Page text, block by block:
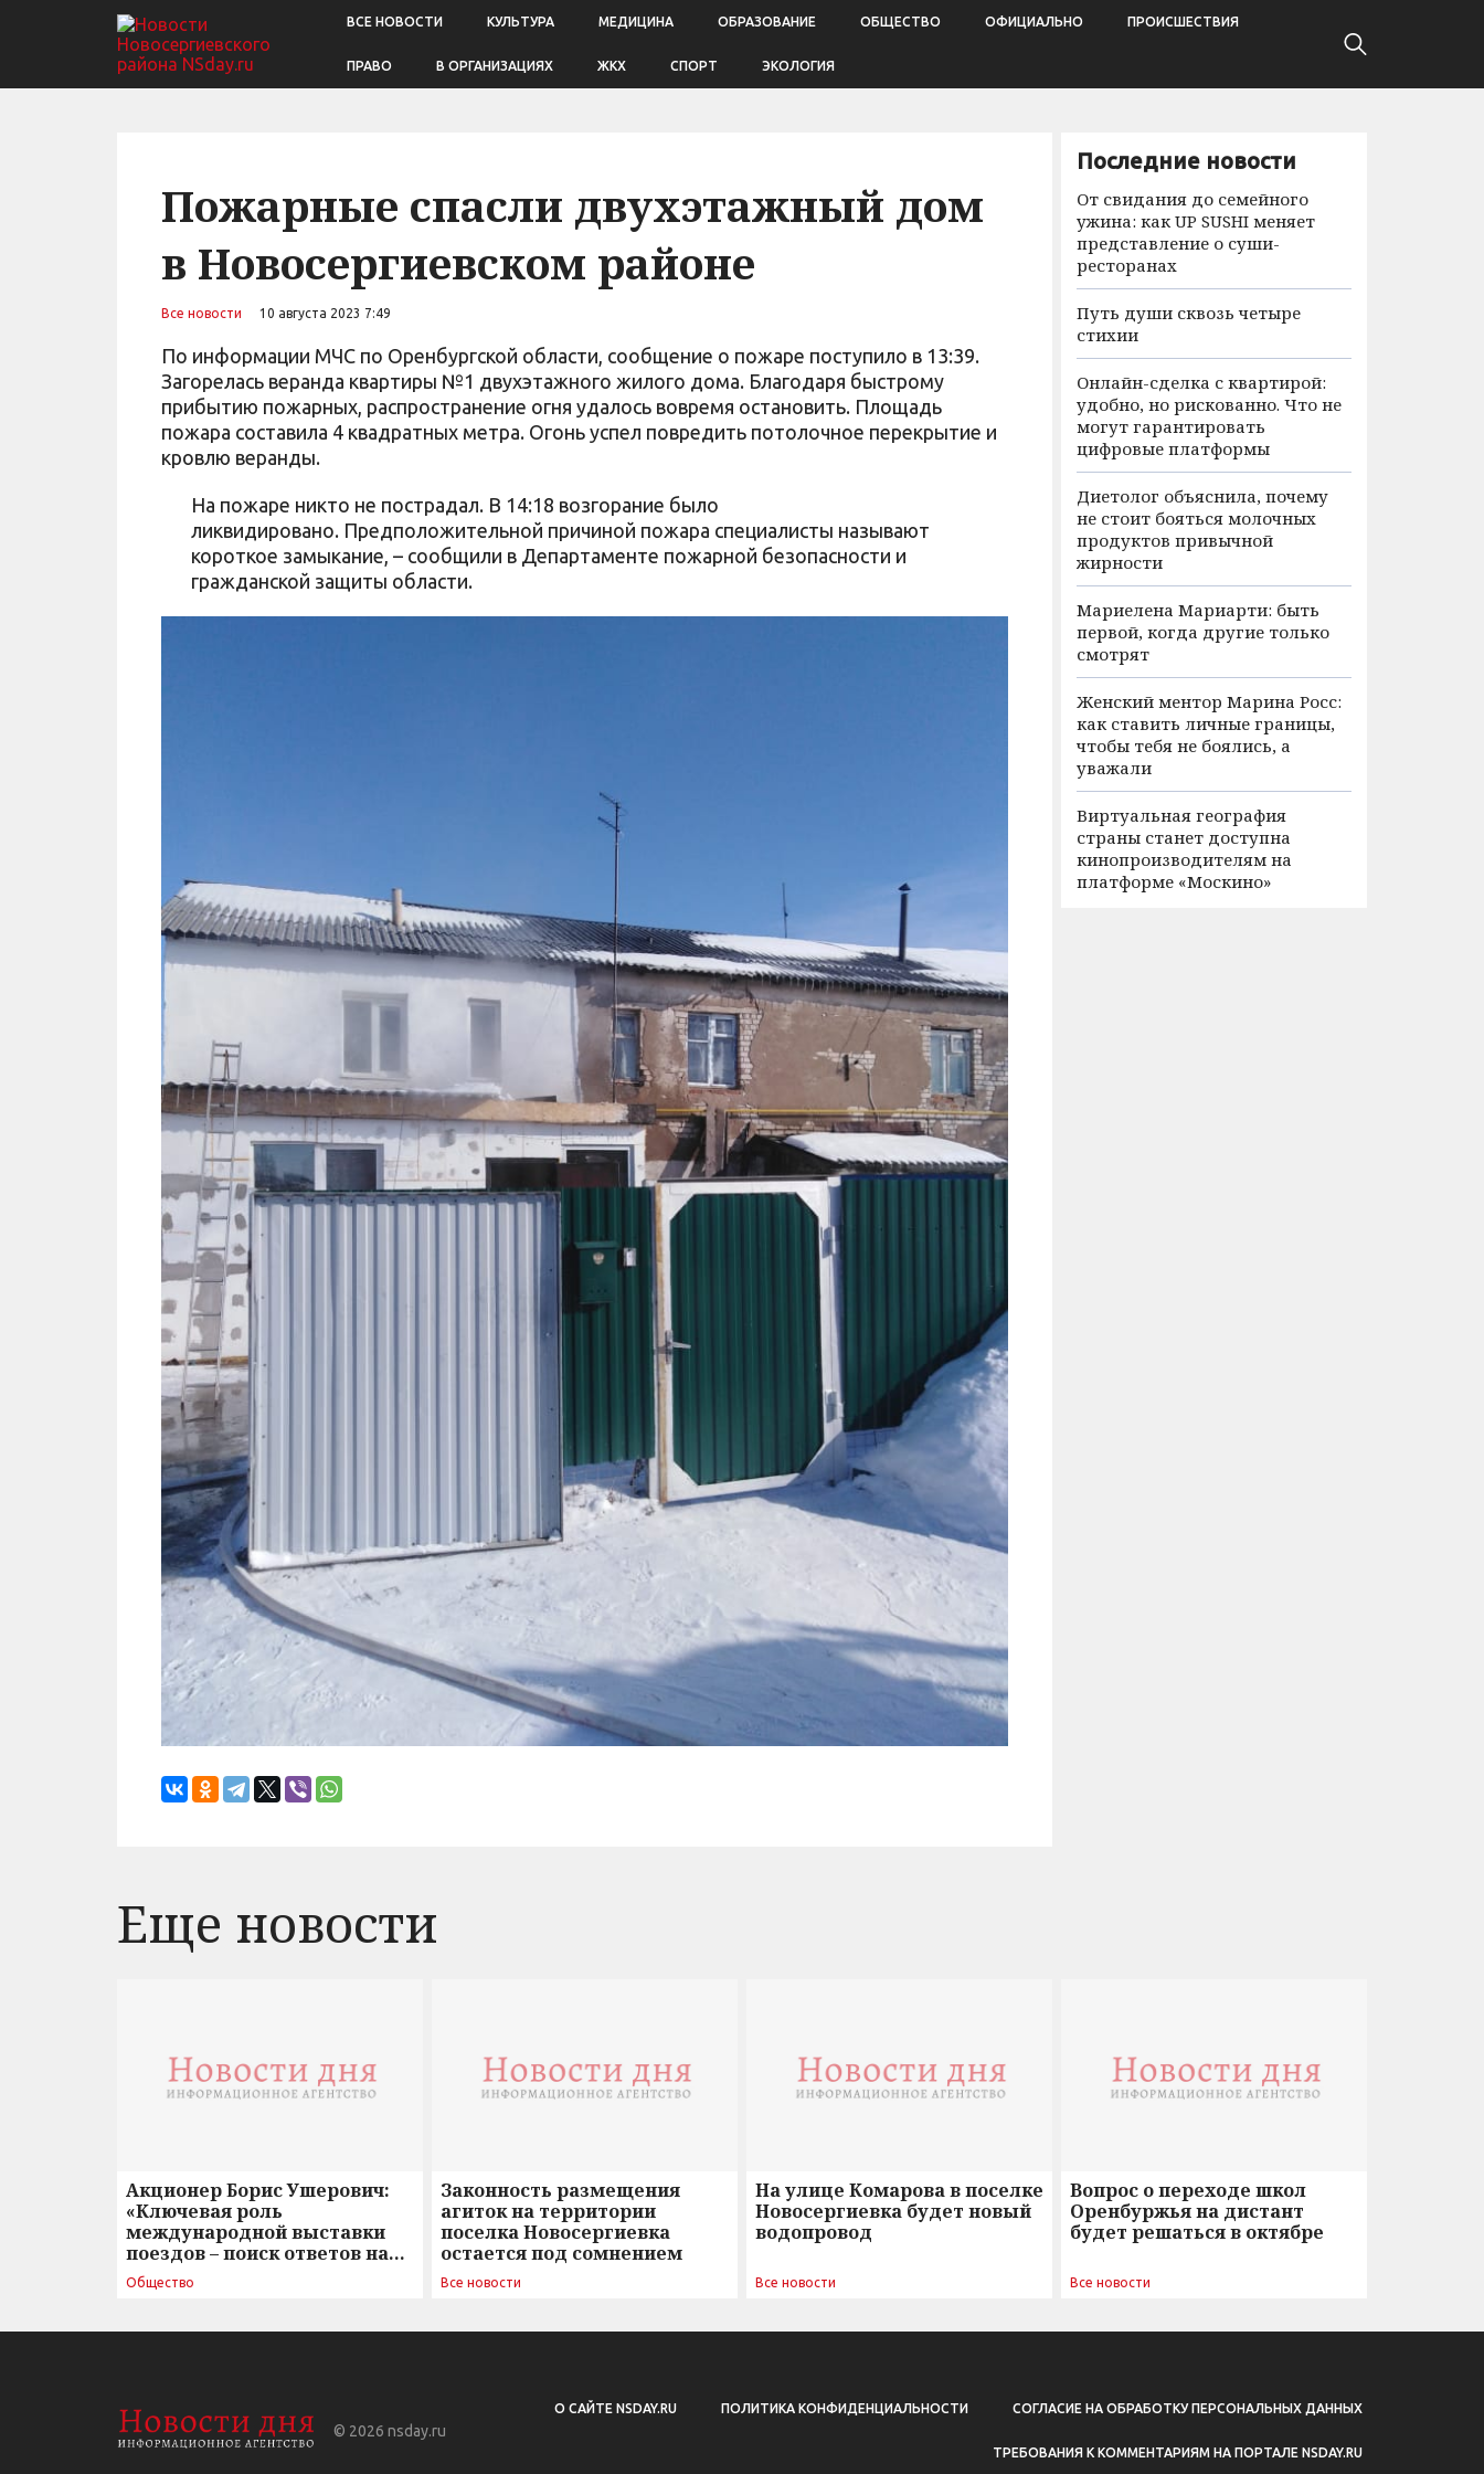
ВСЕ НОВОСТИ КУЛЬТУРА МЕДИЦИНА ОБРАЗОВАНИЕ ОБЩЕСТВО ОФИЦИАЛЬНО ПРОИСШЕСТВИЯ
ПРАВО В ОРГАНИЗАЦИЯХ ЖКХ СПОРТ ЭКОЛОГИЯ
Пожарные спасли двухэтажный дом
в Новосергиевском районе
Все новости 10 августа 2023 7:49
По информации МЧС по Оренбургской области, сообщение о пожаре поступило в 13:39.
Загорелась веранда квартиры №1 двухэтажного жилого дома. Благодаря быстрому
прибытию пожарных, распространение огня удалось вовремя остановить. Площадь
пожара составила 4 квадратных метра. Огонь успел повредить потолочное перекрытие и
кровлю веранды.
На пожаре никто не пострадал. В 14:18 возгорание было
ликвидировано. Предположительной причиной пожара специалисты называют
короткое замыкание, – сообщили в Департаменте пожарной безопасности и
гражданской защиты области.
Последние новости
От свидания до семейного
ужина: как UP SUSHI меняет
представление о суши-
ресторанах
Путь души сквозь четыре
стихии
Онлайн-сделка с квартирой:
удобно, но рискованно. Что не
могут гарантировать
цифровые платформы
Диетолог объяснила, почему
не стоит бояться молочных
продуктов привычной
жирности
Мариелена Мариарти: быть
первой, когда другие только
смотрят
Женский ментор Марина Росс:
как ставить личные границы,
чтобы тебя не боялись, а
уважали
Виртуальная география
страны станет доступна
кинопроизводителям на
платформе «Москино»
Еще новости
Акционер Борис Ушерович:
«Ключевая роль
международной выставки
поездов – поиск ответов на
вызовы времени»
Общество
Законность размещения
агиток на территории
поселка Новосергиевка
остается под сомнением
Все новости
На улице Комарова в поселке
Новосергиевка будет новый
водопровод
Все новости
Вопрос о переходе школ
Оренбуржья на дистант
будет решаться в октябре
Все новости
© 2026 nsday.ru
О САЙТЕ NSDAY.RU ПОЛИТИКА КОНФИДЕНЦИАЛЬНОСТИ СОГЛАСИЕ НА ОБРАБОТКУ ПЕРСОНАЛЬНЫХ ДАННЫХ
ТРЕБОВАНИЯ К КОММЕНТАРИЯМ НА ПОРТАЛЕ NSDAY.RU